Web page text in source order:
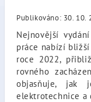
Publikováno: 30. 10.
Nejnovější
práce nabízí
roce 2022,
rovného
objasňuje, jak
elektrotechnice a